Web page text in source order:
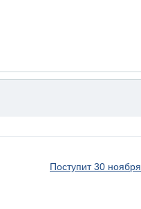
Поступит 30 ноября